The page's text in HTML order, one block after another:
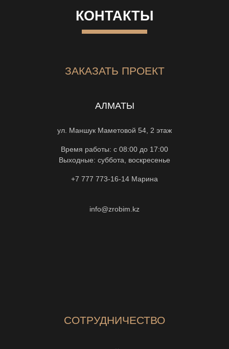
КОНТАКТЫ
ЗАКАЗАТЬ ПРОЕКТ
АЛМАТЫ
ул. Маншук Маметовой 54, 2 этаж
Время работы: с 08:00 до 17:00
Выходные: суббота, воскресенье
+7 777 773-16-14 Марина
info@zrobim.kz
СОТРУДНИЧЕСТВО